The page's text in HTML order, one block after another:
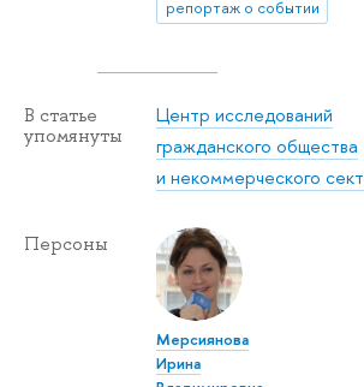
репортаж о событии
В статье
упомянуты
Центр исследований
гражданского общества
и некоммерческого
Персоны
Мерсиянова
Ирина